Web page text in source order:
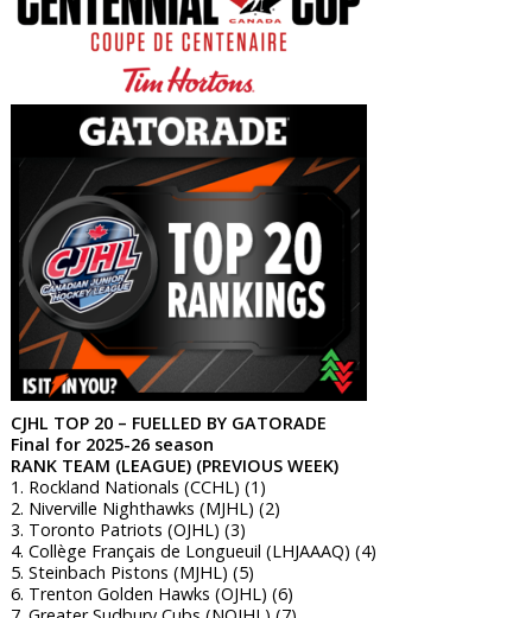
CJHL TOP 20 – FUELLED BY GATORADE
Final for 2025-26 season
RANK TEAM (LEAGUE) (PREVIOUS WEEK)
1. Rockland Nationals (CCHL) (1)
2. Niverville Nighthawks (MJHL) (2)
3. Toronto Patriots (OJHL) (3)
4. Collège Français de Longueuil (LHJAAAQ) (4)
5. Steinbach Pistons (MJHL) (5)
6. Trenton Golden Hawks (OJHL) (6)